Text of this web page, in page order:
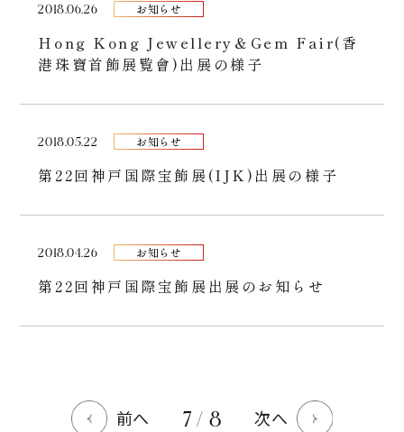
2018.06.26 お知らせ
Hong Kong Jewellery＆Gem Fair(香
港珠寶首飾展覧會)出展の様子
2018.05.22 お知らせ
第22回神戸国際宝飾展(IJK)出展の様子
2018.04.26 お知らせ
第22回神戸国際宝飾展出展のお知らせ
7 / 8
前へ 次へ